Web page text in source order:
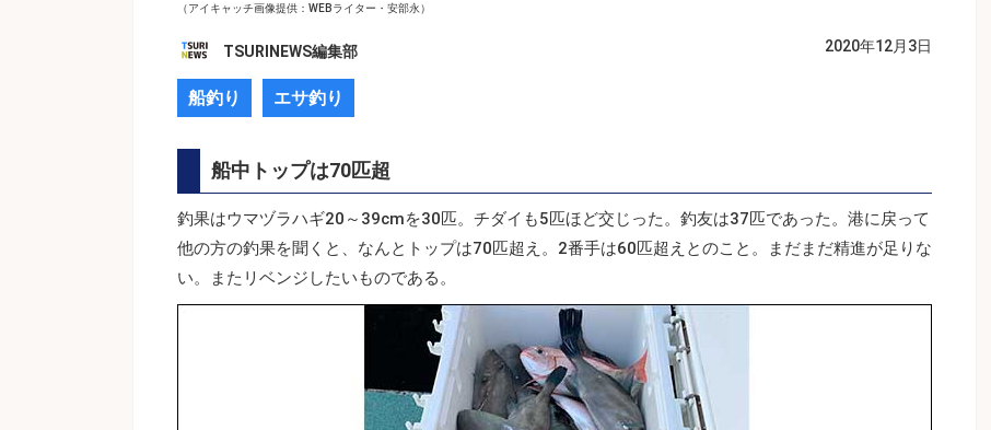
（アイキャッチ画像提供：WEBライター・安部永）
TSURINEWS編集部 2020年12月3日
船釣り エサ釣り
船中トップは70匹超
釣果はウマヅラハギ20～39cmを30匹。チダイも5匹ほど交じった。釣友は37匹であった。港に戻って
他の方の釣果を聞くと、なんとトップは70匹超え。2番手は60匹超えとのこと。まだまだ精進が足りな
い。またリベンジしたいものである。